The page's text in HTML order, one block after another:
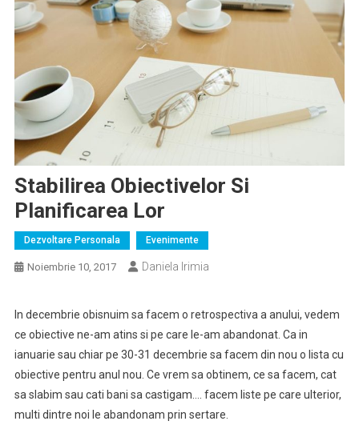
Stabilirea Obiectivelor Si
Planificarea Lor
Dezvoltare Personala Evenimente
Noiembrie 10, 2017 Daniela Irimia
In decembrie obisnuim sa facem o retrospectiva a anului, vedem
ce obiective ne-am atins si pe care le-am abandonat. Ca in
ianuarie sau chiar pe 30-31 decembrie sa facem din nou o lista cu
obiective pentru anul nou. Ce vrem sa obtinem, ce sa facem, cat
sa slabim sau cati bani sa castigam…. facem liste pe care ulterior,
multi dintre noi le abandonam prin sertare.